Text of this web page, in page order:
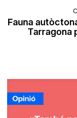
Fauna
Tarragona